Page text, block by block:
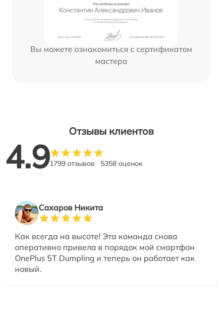
Вы можете ознакомиться с сертификатом
мастера
Отзывы клиентов
4.91799 отзывов 5358 оценок
Сахаров Никита
Как всегда на высоте! Эта команда снова
оперативно привела в порядок мой смартфон
OnePlus 5T Dumpling и теперь он работает как
новый.